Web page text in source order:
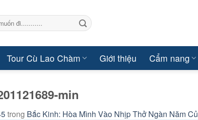
Tour Cù Lao Chàm Giới thiệu Cẩm nang
min
trong Bắc Kinh: Hòa Mình Vào Nhịp Thở Ngàn Năm